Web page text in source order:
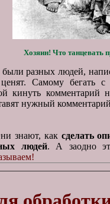
Хозяин! Что танцевать
разных людей,
Самому бегать с
кинуть комментарий
нужный
знают, как сделать
людей. А заодно